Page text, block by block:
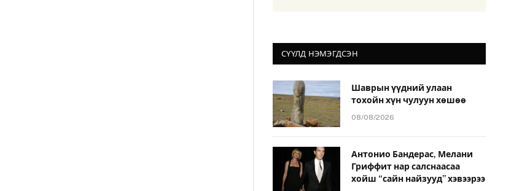
СҮҮЛД НЭМЭГДСЭН
Шаврын үүдний улаан
тохойн хүн чулуун хөшөө
08/08/2026
Антонио Бандерас, Мелани
Гриффит нар салснаасаа
хойш “сайн найзууд” хэвээрээ